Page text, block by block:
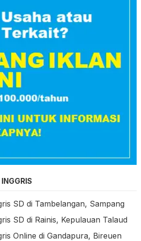
SD di Tambelangan, Sampang
SD di Rainis, Kepulauan Talaud
Online di Gandapura, Bireuen